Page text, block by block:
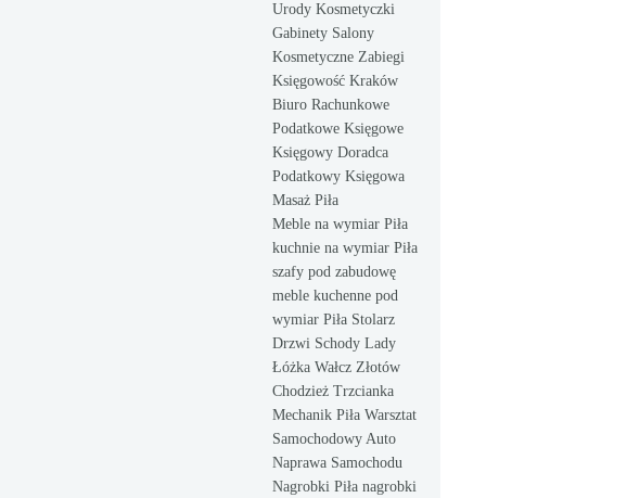
Urody Kosmetyczki
Gabinety Salony
Kosmetyczne Zabiegi
Księgowość Kraków
Biuro Rachunkowe
Podatkowe Księgowe
Księgowy Doradca
Podatkowy Księgowa
Masaż Piła
Meble na wymiar Piła
kuchnie na wymiar Piła
szafy pod zabudowę
meble kuchenne pod
wymiar Piła Stolarz
Drzwi Schody Lady
Łóżka Wałcz Złotów
Chodzież Trzcianka
Mechanik Piła Warsztat
Samochodowy Auto
Naprawa Samochodu
Nagrobki Piła nagrobki